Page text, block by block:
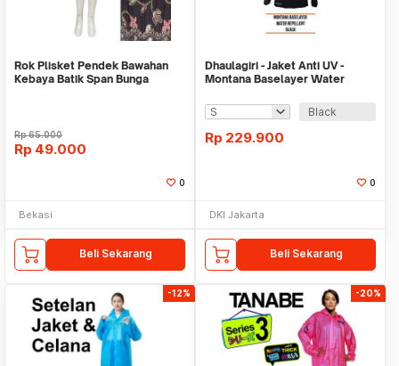
Rok Plisket Pendek Bawahan
Kebaya Batik Span Bunga
Rp65.000
Rp 49.000
0
Bekasi
Beli Sekarang
Dhaulagiri - Jaket Anti UV -
Montana Baselayer Water
Black
Rp 229.900
0
DKI Jakarta
Beli Sekarang
-12% -20%